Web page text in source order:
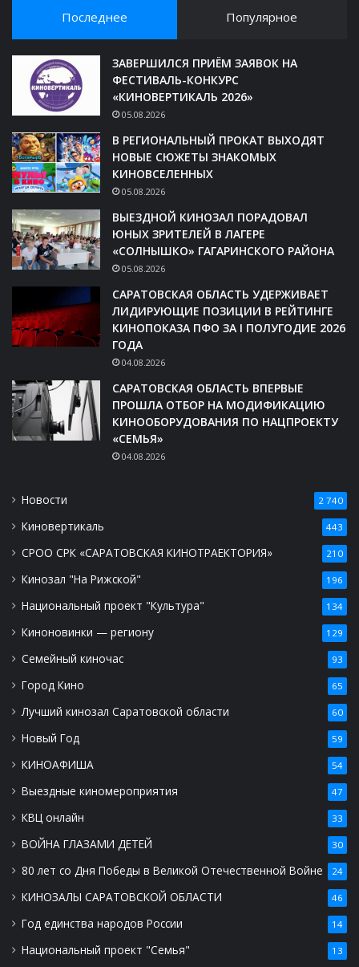
Последнее Популярное
ЗАВЕРШИЛСЯ ПРИЁМ ЗАЯВОК НА
ФЕСТИВАЛЬ-КОНКУРС
«КИНОВЕРТИКАЛЬ 2026»
05.08.2026
В РЕГИОНАЛЬНЫЙ ПРОКАТ ВЫХОДЯТ
НОВЫЕ СЮЖЕТЫ ЗНАКОМЫХ
КИНОВСЕЛЕННЫХ
05.08.2026
ВЫЕЗДНОЙ КИНОЗАЛ ПОРАДОВАЛ
ЮНЫХ ЗРИТЕЛЕЙ В ЛАГЕРЕ
«СОЛНЫШКО» ГАГАРИНСКОГО РАЙОНА
05.08.2026
САРАТОВСКАЯ ОБЛАСТЬ УДЕРЖИВАЕТ
ЛИДИРУЮЩИЕ ПОЗИЦИИ В РЕЙТИНГЕ
КИНОПОКАЗА ПФО ЗА I ПОЛУГОДИЕ 2026
ГОДА
04.08.2026
САРАТОВСКАЯ ОБЛАСТЬ ВПЕРВЫЕ
ПРОШЛА ОТБОР НА МОДИФИКАЦИЮ
КИНООБОРУДОВАНИЯ ПО НАЦПРОЕКТУ
«СЕМЬЯ»
04.08.2026
Новости 2 740
Киновертикаль 443
СРОО СРК «САРАТОВСКАЯ КИНОТРАЕКТОРИЯ» 210
Кинозал "На Рижской" 196
Национальный проект "Культура" 134
Киноновинки — региону 129
Семейный киночас 93
Город Кино 65
Лучший кинозал Саратовской области 60
Новый Год 59
КИНОАФИША 54
Выездные киномероприятия 47
КВЦ онлайн 33
ВОЙНА ГЛАЗАМИ ДЕТЕЙ 30
80 лет со Дня Победы в Великой Отечественной Войне 24
КИНОЗАЛЫ САРАТОВСКОЙ ОБЛАСТИ 46
Год единства народов России 14
Национальный проект "Семья" 13